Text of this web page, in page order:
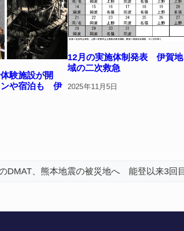
験施設が開
や宿泊も 伊
12月の実施体制発表 伊賀地
域の二次救急
2025年11月5日
地震の被災地へ 能登以来3回目の派遣